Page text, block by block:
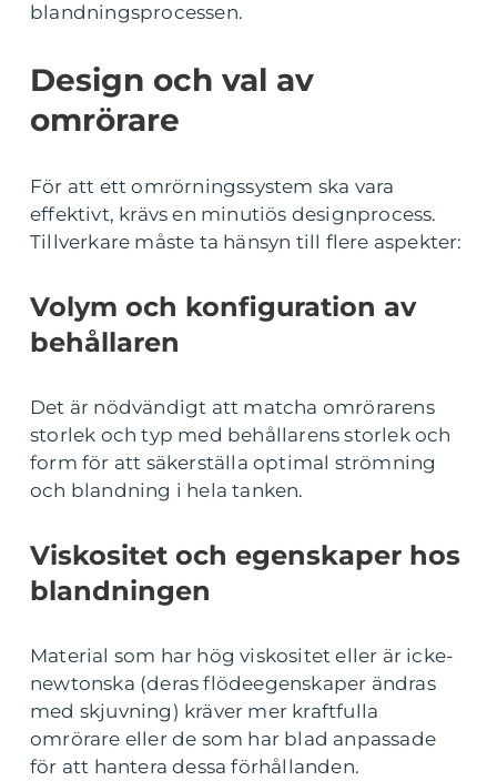
blandningsprocessen.
Design och val av
omrörare
För att ett omrörningssystem ska vara
effektivt, krävs en minutiös designprocess.
Tillverkare måste ta hänsyn till flere aspekter:
Volym och konfiguration av
behållaren
Det är nödvändigt att matcha omrörarens
storlek och typ med behållarens storlek och
form för att säkerställa optimal strömning
och blandning i hela tanken.
Viskositet och egenskaper hos
blandningen
Material som har hög viskositet eller är icke-
newtonska (deras flödeegenskaper ändras
med skjuvning) kräver mer kraftfulla
omrörare eller de som har blad anpassade
för att hantera dessa förhållanden.